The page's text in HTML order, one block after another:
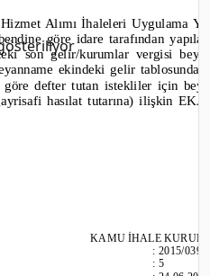
Hizmet Alımı İhaleleri Uygulama
bendine göre idare tarafından
son gelir/kurumlar vergisi
ekindeki gelir
göre defter tutan istekliler için
hasılat tutarına) ilişkin
KAMU İHALE
:2015/039
:5